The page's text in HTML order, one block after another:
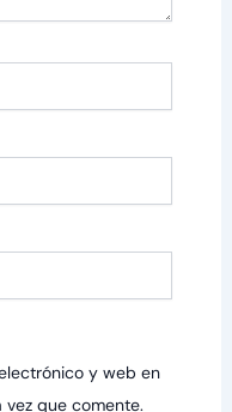
y web en
que comente.